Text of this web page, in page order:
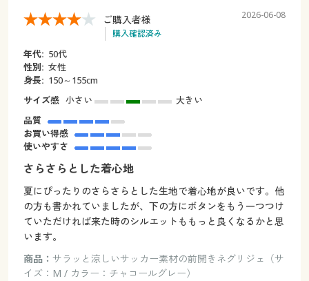
ご購入者様
購入確認済み
2026-06-08
年代: 50代
性別: 女性
身長: 150～155cm
サイズ感 小さい
大きい
品質
お買い得感
使いやすさ
さらさらとした着心地
夏にぴったりのさらさらとした生地で着心地が良いです。他
の方も書かれていましたが、下の方にボタンをもう一つつけ
ていただければ来た時のシルエットももっと良くなるかと思
います。
商品： サラッと涼しいサッカー素材の前開きネグリジェ（サ
イズ：M / カラー：チャコールグレー）